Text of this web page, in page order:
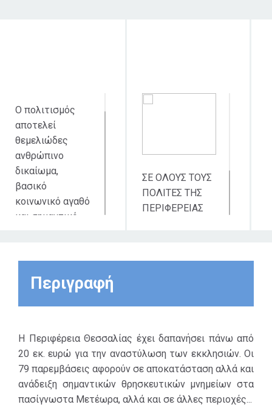
Ο πολιτισμός
αποτελεί
θεμελιώδες
ανθρώπινο
δικαίωμα,
βασικό
κοινωνικό αγαθό
και σημαντικό
της κοινωνίας.
Αναγνωρίζεται
ως τέταρτος
πυλώνας της
ανάπτυξης,
καταλύτης
καινοτόμων
εξελίξεων στη
βιομηχανία και
ΣΕ ΟΛΟΥΣ ΤΟΥΣ
ΠΟΛΙΤΕΣ ΤΗΣ
ΠΕΡΙΦΕΡΕΙΑΣ
Περιγραφή
Η Περιφέρεια Θεσσαλίας έχει δαπανήσει πάνω από
20 εκ. ευρώ για την αναστύλωση των εκκλησιών. Οι
79 παρεμβάσεις αφορούν σε αποκατάσταση αλλά και
ανάδειξη σημαντικών θρησκευτικών μνημείων στα
πασίγνωστα Μετέωρα, αλλά και σε άλλες περιοχές...